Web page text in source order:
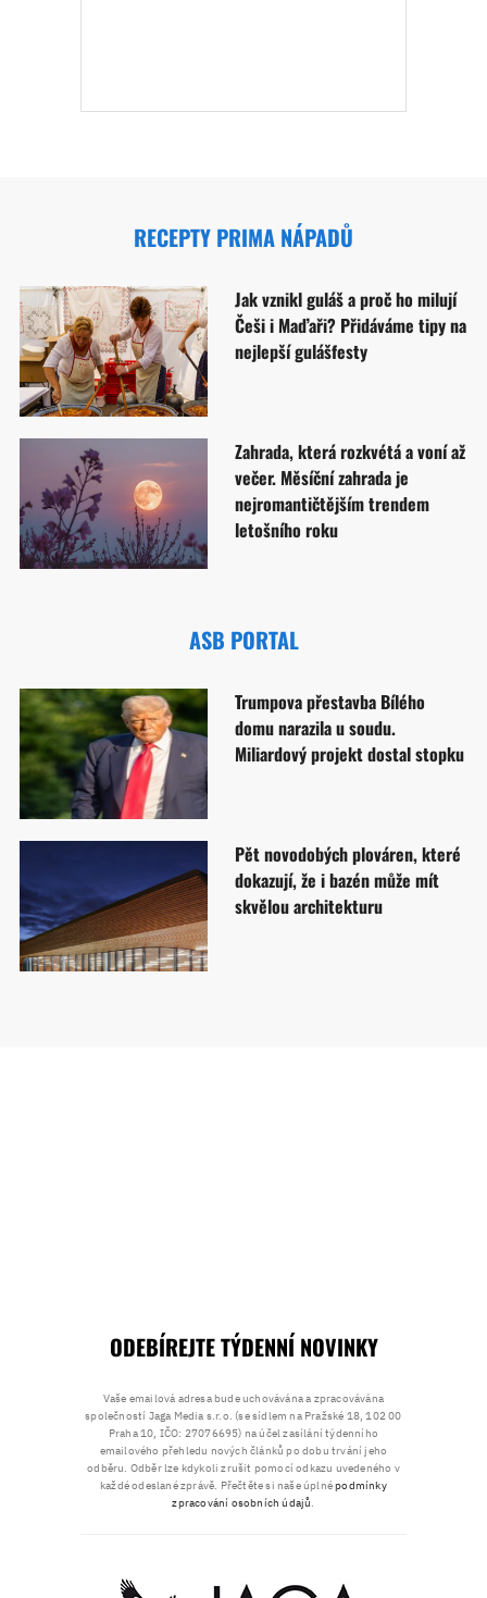
RECEPTY PRIMA NÁPADŮ
Jak vznikl guláš a proč ho milují
Češi i Maďaři? Přidáváme tipy na
nejlepší gulášfesty
Zahrada, která rozkvétá a voní až
večer. Měsíční zahrada je
nejromantičtějším trendem
letošního roku
ASB PORTAL
Trumpova přestavba Bílého
domu narazila u soudu.
Miliardový projekt dostal stopku
Pět novodobých plováren, které
dokazují, že i bazén může mít
skvělou architekturu
ODEBÍREJTE TÝDENNÍ NOVINKY
Vaše emailová adresa bude uchovávána a zpracovávána
společností Jaga Media s.r.o. (se sídlem na Pražské 18, 102 00
Praha 10, IČO: 27076695) na účel zasílání týdenního
emailového přehledu nových článků po dobu trvání jeho
odběru. Odběr lze kdykoli zrušit pomocí odkazu uvedeného v
každé odeslané zprávě. Přečtěte si naše úplnépodmínky
zpracování osobních údajů.